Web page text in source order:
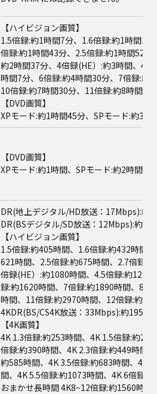
【ハイビジョン画質】
1.5倍録:約1時間7分、1.6倍録:約1時間12
倍録:約1時間43分、2.5倍録:約1時間52
約2時間37分、4倍録(HE）:約3時間、
時間7分、6倍録:約4時間30分、7倍録:約
10倍録:約7時間30分、11倍録:約8時間
【DVD画質】
XPモード:約1時間45分、SPモード:約3
【DVD画質】
XPモード:約1時間、SPモード:約2時間、
DR(地上デジタル/HD放送：17Mbps):約
DR(BSデジタル/SD放送：12Mbps):約
【ハイビジョン画質】
1.5倍録:約405時間、1.6倍録:約432時間
621時間、2.5倍録:約675時間、2.7倍録:
倍録(HE）:約1080時間、4.5倍録:約
録:約1620時間、7倍録:約1890時間、8
時間、11倍録:約2970時間、12倍録:約
4KDR(BS/CS4K放送：33Mbps):約195時
【4K画質】
4K 1.3倍録:約253時間、4K 1.5倍録:約
倍録:約390時間、4K 2.3倍録:約449時間
約585時間、4K 3.5倍録:約683時間、4K
間、4K 5.5倍録:約1073時間、4K 6倍録:
おまかせ長時間 4K8~12倍録:約1560時間